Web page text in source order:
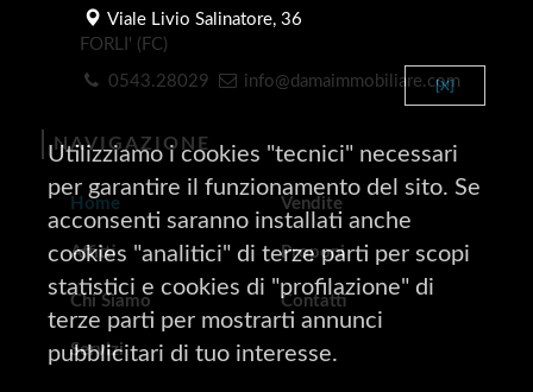
Viale Livio Salinatore, 36
FORLI' (FC)
0543.28029 info@damaimmobiliare.com
NAVIGAZIONE
Home Vendite
Affitti Proponi
Chi Siamo Contatti
Servizi
[X]
Utilizziamo i cookies "tecnici" necessari
per garantire il funzionamento del sito. Se
acconsenti saranno installati anche
cookies "analitici" di terze parti per scopi
statistici e cookies di "profilazione" di
terze parti per mostrarti annunci
pubblicitari di tuo interesse.